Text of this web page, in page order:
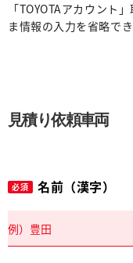
「TOYOTAアカウント
ま情報の入力を省略でき
見積り依頼車両
必須 名前（漢字）